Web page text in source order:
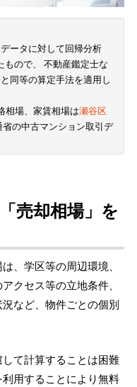
ータに対して回帰分析
もので、 不動産鑑定士な
同等の算定手法を適用し
相場、家賃相場は瀬谷区
の中古マンション取引デ
売却相場」を
、学区等の周辺環境、
クセス等の立地条件、
など、物件ごとの個別
て計算することは困難
利用することにより無料